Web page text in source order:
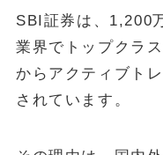
SBI証券は、1,200
業界でトップクラ
からアクティブト
されています。